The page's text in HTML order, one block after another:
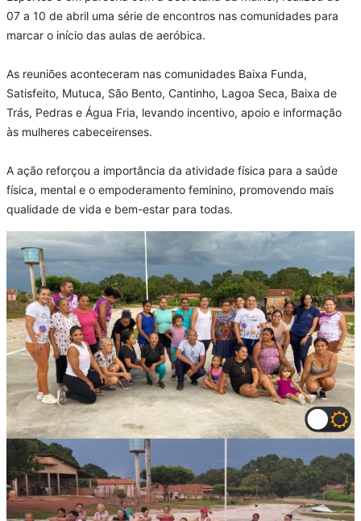
07 a 10 de abril uma série de encontros nas comunidades para
marcar o início das aulas de aeróbica.
As reuniões aconteceram nas comunidades Baixa Funda,
Satisfeito, Mutuca, São Bento, Cantinho, Lagoa Seca, Baixa de
Trás, Pedras e Água Fria, levando incentivo, apoio e informação
às mulheres cabeceirenses.
A ação reforçou a importância da atividade física para a saúde
física, mental e o empoderamento feminino, promovendo mais
qualidade de vida e bem-estar para todas.